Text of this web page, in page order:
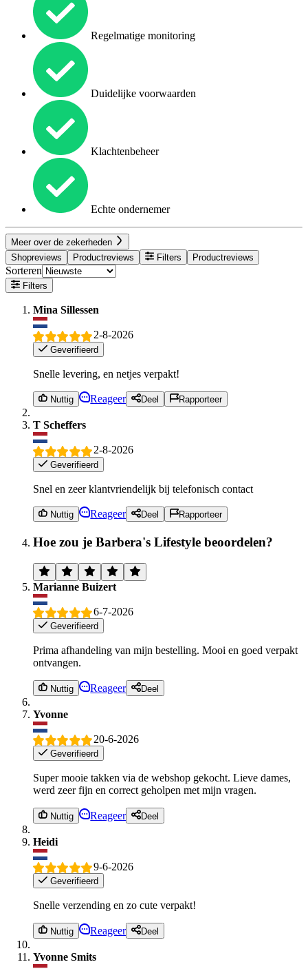
Regelmatige monitoring
Duidelijke voorwaarden
Klachtenbeheer
Echte ondernemer
Meer over de zekerheden
Shopreviews
Productreviews Filters Productreviews
Sorteren
Filters
Mina Sillessen
2-8-2026
Geverifieerd
Snelle levering, en netjes verpakt!
Nuttig Reageer Deel Rapporteer
T Scheffers
2-8-2026
Geverifieerd
Snel en zeer klantvriendelijk bij telefonisch contact
Nuttig Reageer Deel Rapporteer
Hoe zou je Barbera's Lifestyle beoordelen?
Marianne Buizert
6-7-2026
Geverifieerd
Prima afhandeling van mijn bestelling. Mooi en goed verpakt
ontvangen.
Nuttig Reageer Deel
Yvonne
20-6-2026
Geverifieerd
Super mooie takken via de webshop gekocht. Lieve dames,
werd zeer fijn en correct geholpen met mijn vragen.
Nuttig Reageer Deel
Heidi
9-6-2026
Geverifieerd
Snelle verzending en zo cute verpakt!
Nuttig Reageer Deel
Yvonne Smits